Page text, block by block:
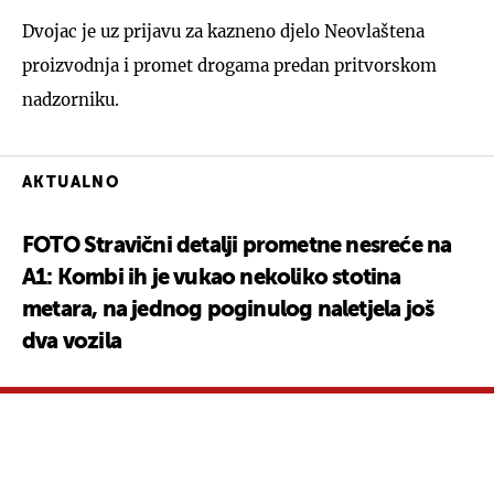
Dvojac je uz prijavu za kazneno djelo Neovlaštena
proizvodnja i promet drogama predan pritvorskom
nadzorniku.
AKTUALNO
FOTO Stravični detalji prometne nesreće na
A1: Kombi ih je vukao nekoliko stotina
metara, na jednog poginulog naletjela još
dva vozila